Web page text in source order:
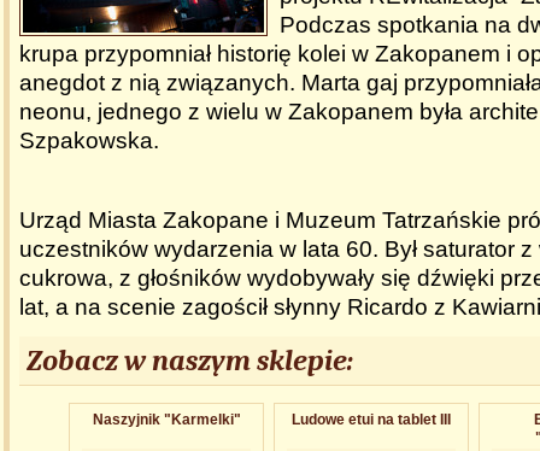
Podczas spotkania na
krupa przypomniał historię kolei w Zakopanem i
anegdot z nią związanych. Marta gaj
neonu, jednego z wielu w Zakopanem była
Szpakowska.
Urząd Miasta Zakopane i Muzeum Tatrzańskie
uczestników wydarzenia w lata 60. Był saturator
cukrowa, z głośników wydobywały się dźwięki
lat, a na scenie zagościł słynny Ricardo z
Zobacz w naszym sklepie:
Naszyjnik "Karmelki" Ludowe etui na tablet III